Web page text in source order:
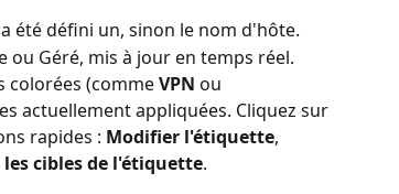
été défini un, sinon le nom d'hôte.
ou Géré, mis à jour en temps réel.
colorées (comme VPN ou
actuellement appliquées. Cliquez sur
rapides : Modifier l'étiquette,
cibles de l'étiquette.